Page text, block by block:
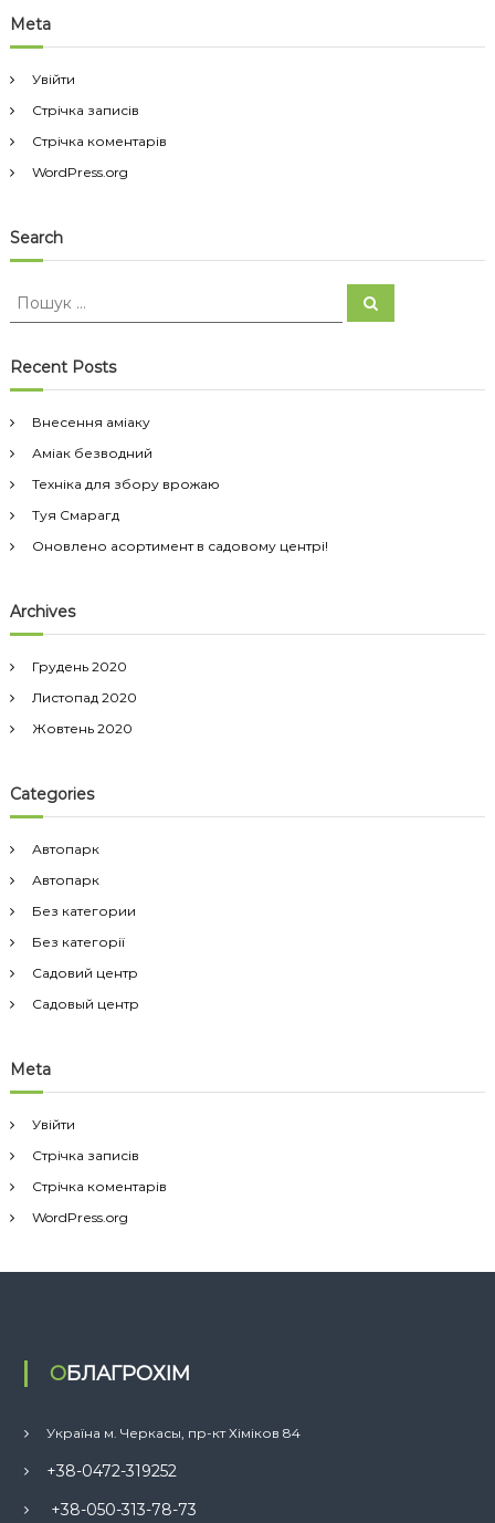
Meta
Увійти
Стрічка записів
Стрічка коментарів
WordPress.org
Search
П
у
к
П
Recent Posts
Внесення аміаку
Аміак безводний
Техніка для збору врожаю
Туя Смарагд
Оновлено асортимент в садовому центрі!
Archives
Грудень 2020
Листопад 2020
Жовтень 2020
Categories
Автопарк
Автопарк
Без категории
Без категорії
Садовий центр
Садовый центр
Meta
Увійти
Стрічка записів
Стрічка коментарів
WordPress.org
ОБЛАГРОХІМ
Україна м. Черкасы, пр-кт Хіміков 84
+38-0472-319252
+38-050-313-78-73